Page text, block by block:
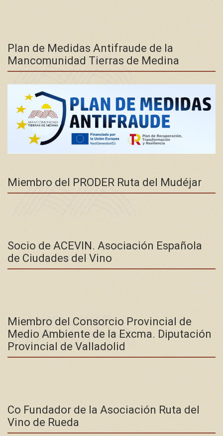
Plan de Medidas Antifraude de la
Mancomunidad Tierras de Medina
Miembro del PRODER Ruta del Mudéjar
Socio de ACEVIN. Asociación Española
de Ciudades del Vino
Miembro del Consorcio Provincial de
Medio Ambiente de la Excma. Diputación
Provincial de Valladolid
Co Fundador de la Asociación Ruta del
Vino de Rueda